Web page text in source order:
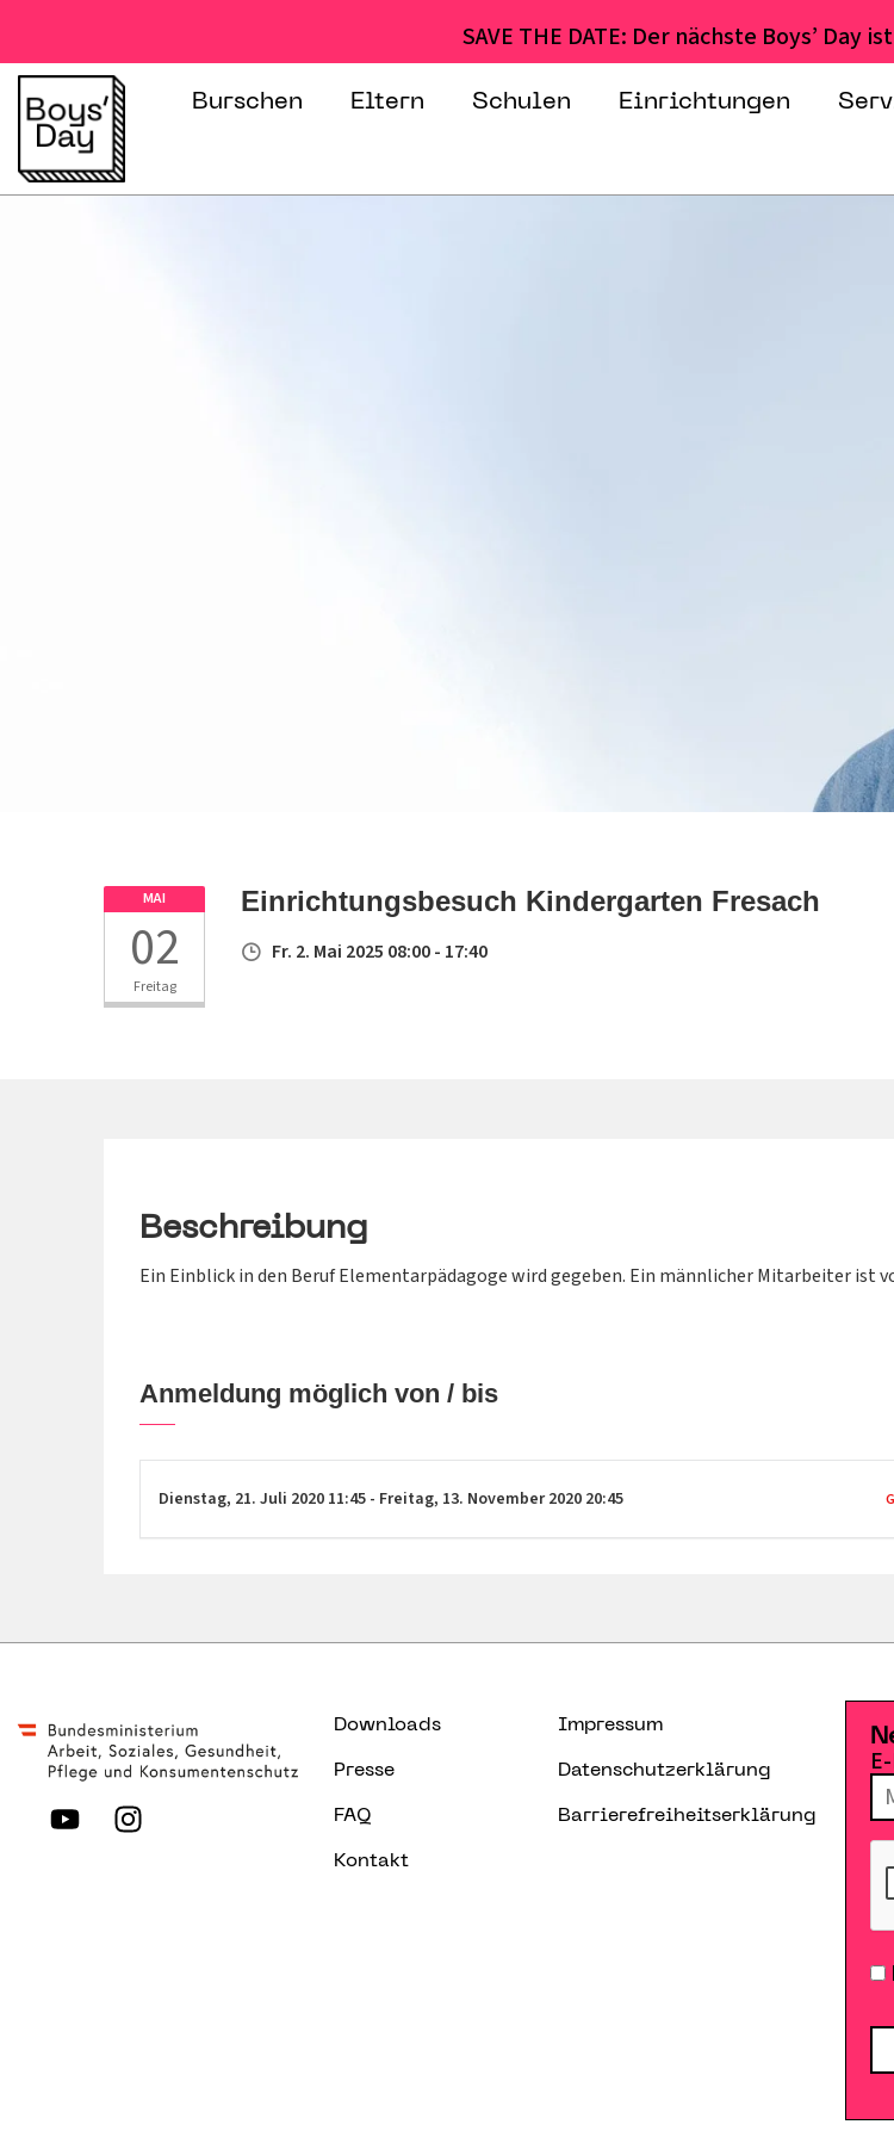
SAVE THE DATE: Der nächste Boys’ Day
Burschen Eltern Schulen Einrichtungen
MAI
02
Freitag
Einrichtungsbesuch Kindergarten Fresach
Fr. 2. Mai 2025 08:00 - 17:40
Beschreibung
Ein Einblick in den Beruf Elementarpädagoge wird gegeben. Ein männlicher Mitarbeiter ist
Anmeldung möglich von / bis
Dienstag, 21. Juli 2020 11:45 - Freitag, 13. November 2020 20:45
Downloads
Presse
FAQ
Kontakt
Impressum
Datenschutzerklärung
Barrierefreiheitserklärung